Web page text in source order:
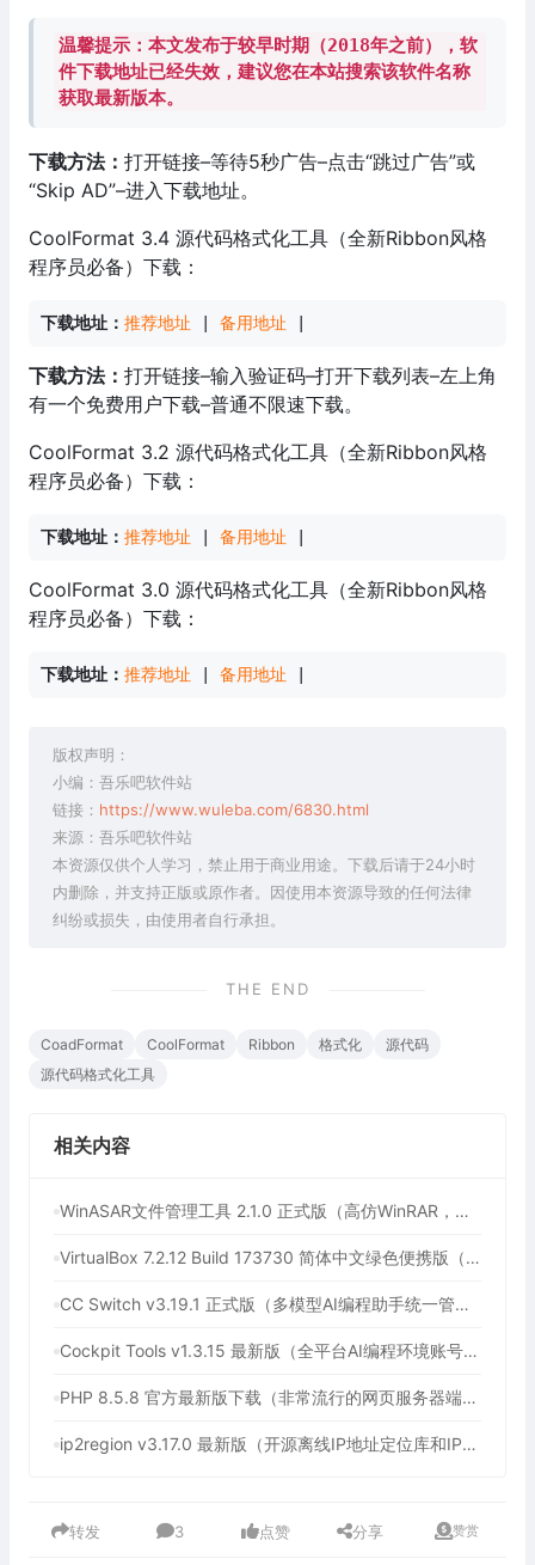
温馨提示：本文发布于较早时期（2018年之前），软
件下载地址已经失效，建议您在本站搜索该软件名称
获取最新版本。
下载方法： 打开链接–等待5秒广告–点击“跳过广告”或
“Skip AD”–进入下载地址。
CoolFormat 3.4 源代码格式化工具（全新Ribbon风格
程序员必备）下载：
下载地址： 推荐地址 备用地址
下载方法： 打开链接–输入验证码–打开下载列表–左上角
有一个免费用户下载–普通不限速下载。
CoolFormat 3.2 源代码格式化工具（全新Ribbon风格
程序员必备）下载：
下载地址： 推荐地址 备用地址
CoolFormat 3.0 源代码格式化工具（全新Ribbon风格
程序员必备）下载：
下载地址： 推荐地址 备用地址
版权声明：
小编：吾乐吧软件站
链接： https://www.wuleba.com/6830.html
来源：吾乐吧软件站
本资源仅供个人学习，禁止用于商业用途。下载后请于24小时
内删除，并支持正版或原作者。因使用本资源导致的任何法律
纠纷或损失，由使用者自行承担。
THE END
CoadFormat CoolFormat Ribbon 格式化
源代码
源代码格式化工具
相关内容
WinASAR文件管理工具 2.1.0 正式版（高仿WinRAR，最好用的Electron ASAR文件打包/解包工具、压缩/解压工具）
VirtualBox 7.2.12 Build 173730 简体中文绿色便携版（免费开源的虚拟机）
CC Switch v3.19.1 正式版（多模型AI编程助手统一管理平台，AI编程必备工具）
Cockpit Tools v1.3.15 最新版（全平台AI编程环境账号管理与多开神器，支持WorkBuddy一键签到）
PHP 8.5.8 官方最新版下载（非常流行的网页服务器端脚本语言）
ip2region v3.17.0 最新版（开源离线IP地址定位库和IP定位数据管理框架）
转发 3 点赞 分享 赞赏